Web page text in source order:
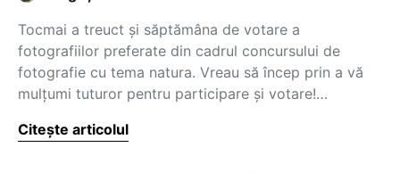
Tocmai a treuct şi săptămâna de votare a
fotografiilor preferate din cadrul concursului de
fotografie cu tema natura. Vreau să încep prin a vă
mulţumi tuturor pentru participare şi votare!…
Citește articolul